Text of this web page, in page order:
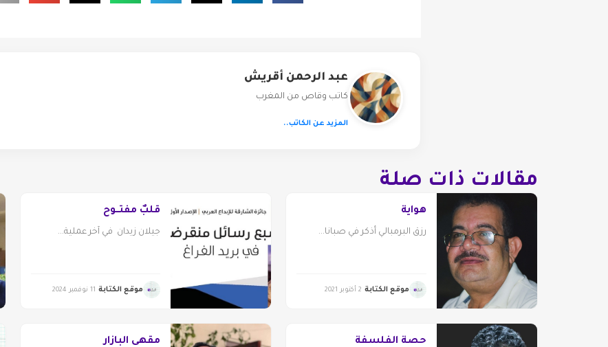
عبد الرحمن أقريش
كاتب وقاص من المغرب
المزيد عن الكاتب..
مقالات ذات صلة
هواية
رزق البرمبالي أذكر في صبانا...
موقع الكتابة 2 أكتوبر 2021
قلبٌ مفتــوح
جيلان زيدان في آخر عملية...
موقع الكتابة 11 نوفمبر 2024
حصة الفلسفة مقهى البازار